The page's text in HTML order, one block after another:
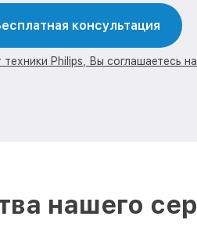
консультация
Philips, Вы соглашаетесь на
нашего